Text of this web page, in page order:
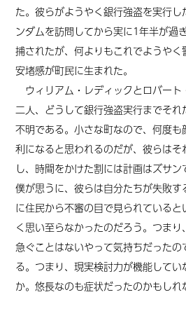
た。彼らがようやく銀行強盗を実行
ンダムを訪問してから実に1年半が過
捕されたが、何よりもこれでようや
安堵感が町民に生まれた。
ウィリアム・レディックとロバート
二人、どうして銀行強盗実行までそ
不明である。小さな町なので、何度
利になると思われるのだが、彼らは
し、時間をかけた割には計画はズサン
僕が思うに、彼らは自分たちが失敗す
に住民から不審の目で見られていると
く思い至らなかったのだろう。つま
急ぐことはないやって気持ちだった
る。つまり、現実検討力が機能して
か。悠長なのも症状だったのかもしれ